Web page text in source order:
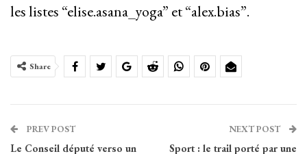
les listes “elise.asana_yoga” et “alex.bias”.
Share
PREV POST
Le Conseil député verso un
NEXT POST
Sport : le trail porté par une